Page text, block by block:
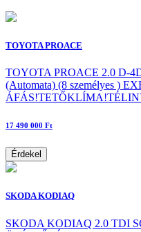
TOYOTA PROACE
TOYOTA PROACE 2.0 D-
(Automata) (8 személyes )
17 490 000 Ft
Érdekel
SKODA KODIAQ
SKODA KODIAQ 2.0 TDI